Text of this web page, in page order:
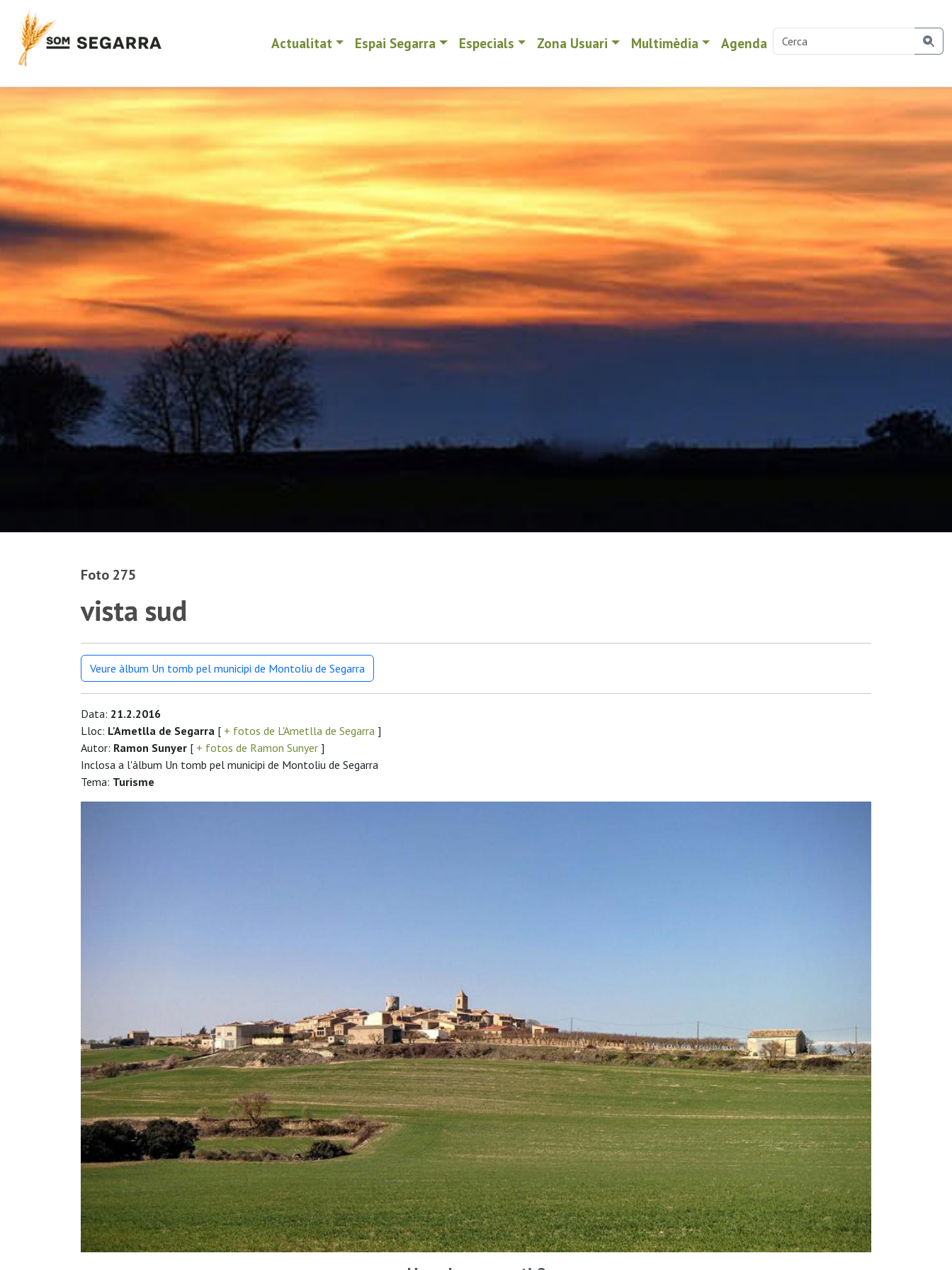
Actualitat Espai Segarra Especials Zona Usuari Multimèdia Agenda
Foto 275
vista sud
Veure àlbum Un tomb pel municipi de Montoliu de Segarra
Data: 21.2.2016
Lloc: L'Ametlla de Segarra [ + fotos de L'Ametlla de Segarra ]
Autor: Ramon Sunyer [ + fotos de Ramon Sunyer ]
Inclosa a l'àlbum Un tomb pel municipi de Montoliu de Segarra
Tema: Turisme